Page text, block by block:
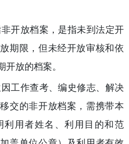
开放档案，是指未到法定开
期限，但未经开放审核和依
放的档案。
工作查考、编史修志、解决
交的非开放档案，需携带本
利用者姓名、利用目的和范